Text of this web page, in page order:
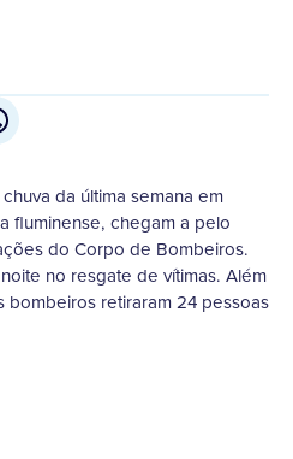
da última semana em
fluminense, chegam a pelo
do Corpo de Bombeiros.
no resgate de vítimas. Além
retiraram 24 pessoas